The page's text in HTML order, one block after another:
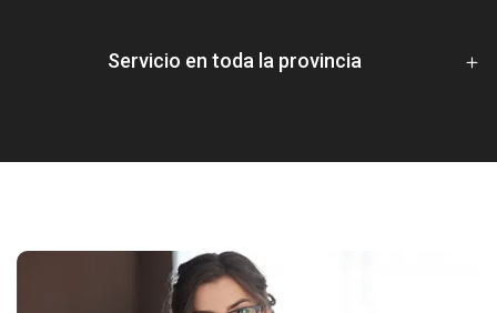
Servicio en toda la provincia